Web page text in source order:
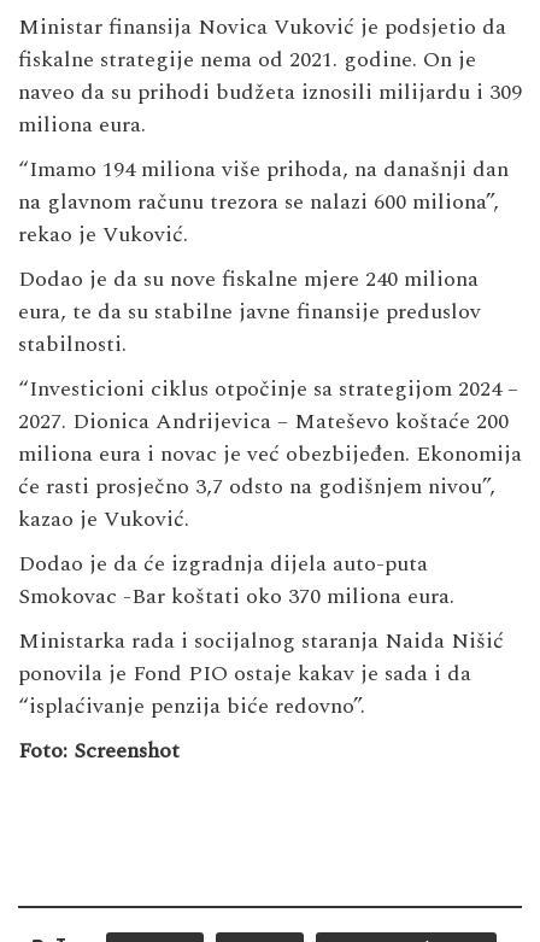
Ministar finansija Novica Vuković je podsjetio da
fiskalne strategije nema od 2021. godine. On je
naveo da su prihodi budžeta iznosili milijardu i 309
miliona eura.
“Imamo 194 miliona više prihoda, na današnji dan
na glavnom računu trezora se nalazi 600 miliona”,
rekao je Vuković.
Dodao je da su nove fiskalne mjere 240 miliona
eura, te da su stabilne javne finansije preduslov
stabilnosti.
“Investicioni ciklus otpočinje sa strategijom 2024 –
2027. Dionica Andrijevica – Mateševo koštaće 200
miliona eura i novac je već obezbijeđen. Ekonomija
će rasti prosječno 3,7 odsto na godišnjem nivou”,
kazao je Vuković.
Dodao je da će izgradnja dijela auto-puta
Smokovac -Bar koštati oko 370 miliona eura.
Ministarka rada i socijalnog staranja Naida Nišić
ponovila je Fond PIO ostaje kakav je sada i da
“isplaćivanje penzija biće redovno”.
Foto: Screenshot